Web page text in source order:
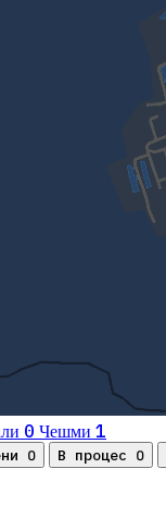
0 Чешми 1
0 В процес 0